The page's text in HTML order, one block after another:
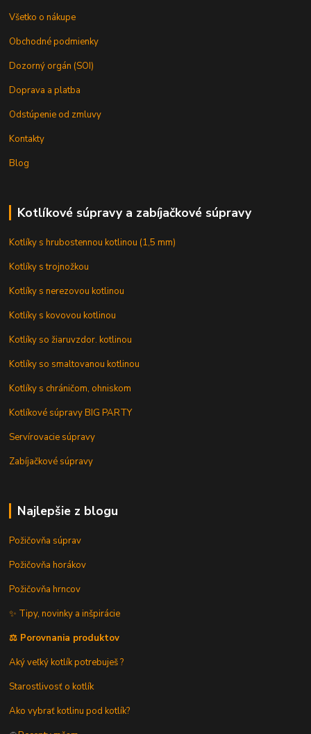
Všetko o nákupe
Obchodné podmienky
Dozorný orgán (SOI)
Doprava a platba
Odstúpenie od zmluvy
Kontakty
Blog
Kotlíkové súpravy a zabíjačkové súpravy
Kotlíky s hrubostennou kotlinou (1,5 mm)
Kotlíky s trojnožkou
Kotlíky s nerezovou kotlinou
Kotlíky s kovovou kotlinou
Kotlíky so žiaruvzdor. kotlinou
Kotlíky so smaltovanou kotlinou
Kotlíky s chráničom, ohniskom
Kotlíkové súpravy BIG PARTY
Servírovacie súpravy
Zabíjačkové súpravy
Najlepšie z blogu
Požičovňa súprav
Požičovňa horákov
Požičovňa hrncov
✨ Tipy, novinky a inšpirácie
⚖️ Porovnania produktov
Aký veľký kotlík potrebuješ ?
Starostlivosť o kotlík
Ako vybrať kotlinu pod kotlík?